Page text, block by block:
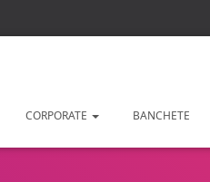
CORPORATE BANCHETE